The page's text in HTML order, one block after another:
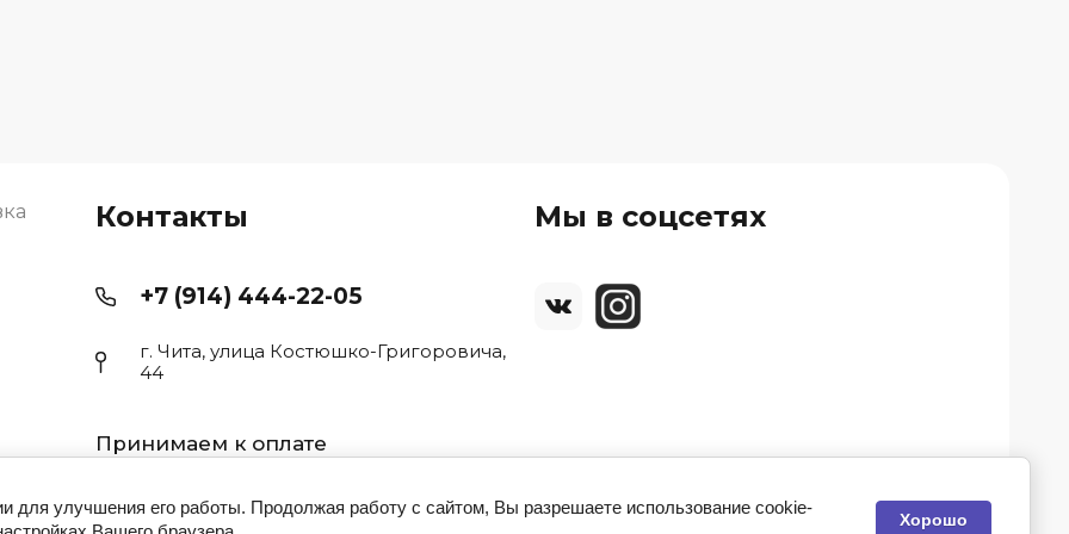
Контакты
+7 (914) 444-22-05
г. Чита, улица Костюшко-Григоровича,
44
Мы в соцсетях
Принимаем к оплате
для улучшения его работы. Продолжая работу с сайтом, Вы разрешаете использование cookie-
Хорошо